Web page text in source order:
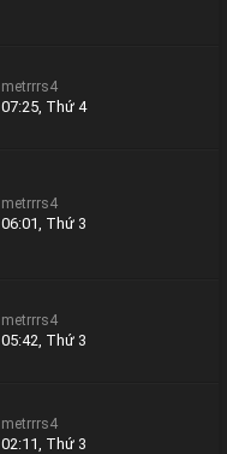
metrrrs4
07:25, Thứ 4
metrrrs4
06:01, Thứ 3
metrrrs4
05:42, Thứ 3
metrrrs4
02:11, Thứ 3